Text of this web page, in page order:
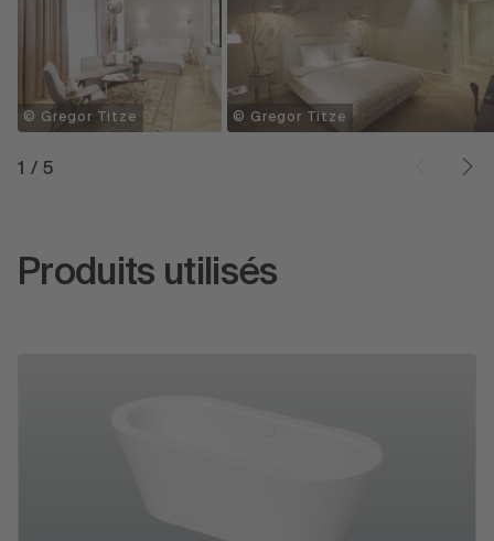
© Gregor Titze © Gregor Titze
1 /5
Produits utilisés